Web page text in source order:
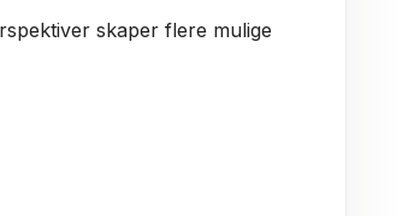
skaper flere mulige